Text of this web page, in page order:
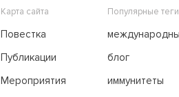
Карта сайта
Повестка
Публикации
Мероприятия
Популярные теги
блог
иммунитеты